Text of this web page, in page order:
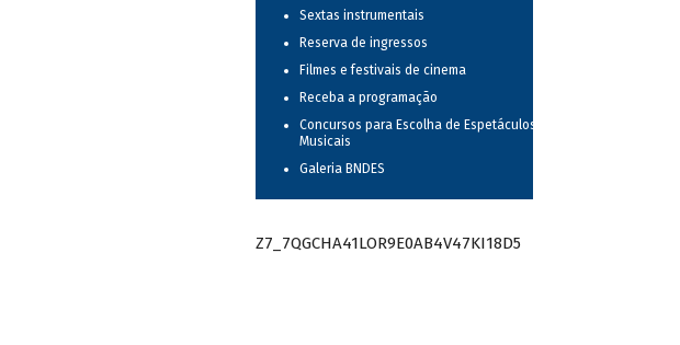
Sextas instrumentais
Reserva de ingressos
Filmes e festivais de cinema
Receba a programação
Concursos para Escolha de Espetáculos
Musicais
Galeria BNDES
Z7_7QGCHA41LOR9E0AB4V47KI18D5